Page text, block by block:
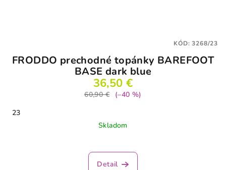
FRODDO prechodné topánky BAREFOOT
BASE dark blue
36,50 €
60,90 €
(–40 %)
23
Skladom
Detail
KÓD:3268/23